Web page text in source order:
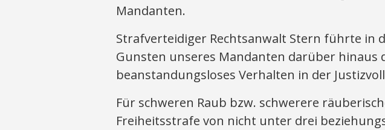
Mandanten.
Strafverteidiger Rechtsanwalt Stern führte in
Gunsten unseres Mandanten darüber hinaus
beanstandungsloses Verhalten in der
Für schweren Raub bzw. schwerere
Freiheitsstrafe von nicht unter drei